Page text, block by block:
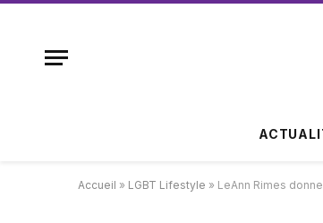
Accueil » LGBT Lifestyle » LeAnn Rimes